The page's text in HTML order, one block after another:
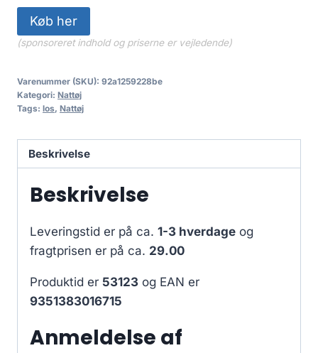
Køb her
(sponsoreret indhold og priserne er vejledende)
Varenummer (SKU): 92a1259228be
Kategori: Nattøj
Tags: los, Nattøj
Beskrivelse
Beskrivelse
Leveringstid er på ca. 1-3 hverdage og
fragtprisen er på ca. 29.00
Produktid er 53123 og EAN er
9351383016715
Anmeldelse af